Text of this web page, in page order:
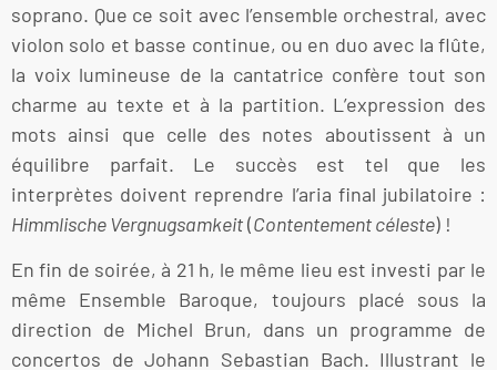
soprano. Que ce soit avec l’ensemble orchestral, avec
violon solo et basse continue, ou en duo avec la flûte,
la voix lumineuse de la cantatrice confère tout son
charme au texte et à la partition. L’expression des
mots ainsi que celle des notes aboutissent à un
équilibre parfait. Le succès est tel que les
interprètes doivent reprendre l’aria final jubilatoire :
Himmlische Vergnugsamkeit(Contentement céleste) !
En fin de soirée, à 21 h, le même lieu est investi par le
même Ensemble Baroque, toujours placé sous la
direction de Michel Brun, dans un programme de
concertos de Johann Sebastian Bach. Illustrant le